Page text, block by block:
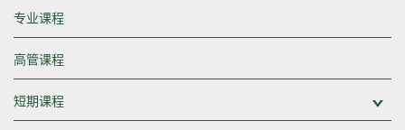
专业课程
高管课程
短期课程